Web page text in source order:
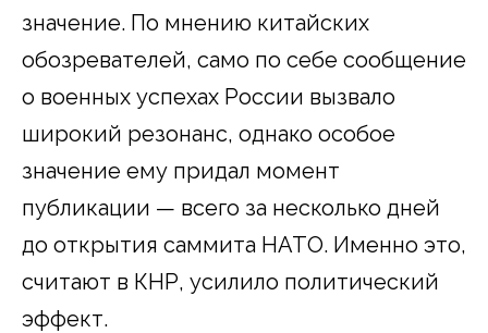
значение. По мнению китайских
обозревателей, само по себе сообщение
о военных успехах России вызвало
широкий резонанс, однако особое
значение ему придал момент
публикации — всего за несколько дней
до открытия саммита НАТО. Именно это,
считают в КНР, усилило политический
эффект.